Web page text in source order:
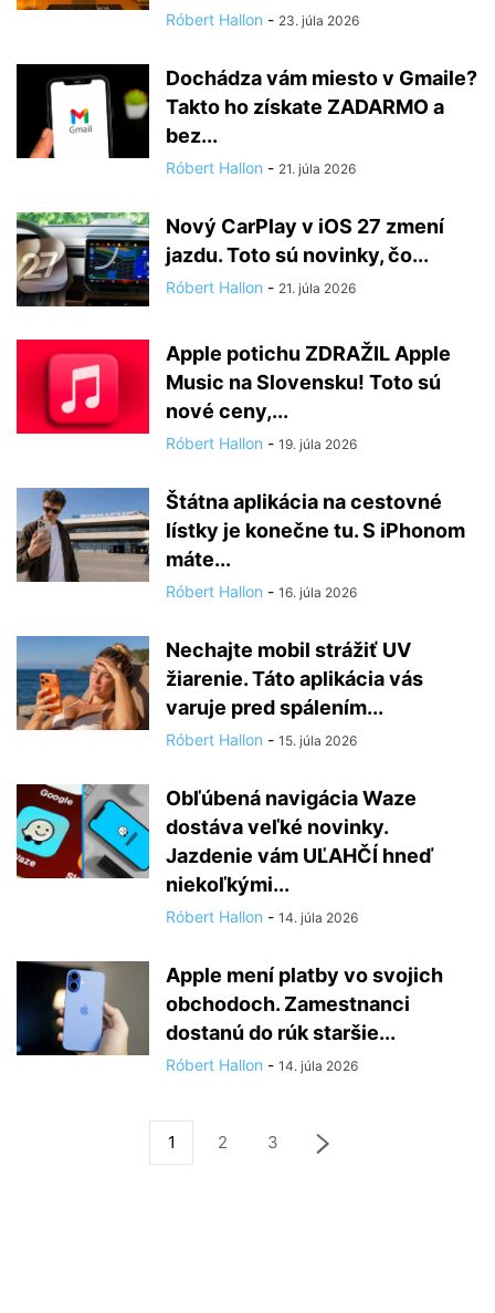
Róbert Hallon - 23. júla 2026
Dochádza vám miesto v Gmaile?
Takto ho získate ZADARMO a
bez...
Róbert Hallon - 21. júla 2026
Nový CarPlay v iOS 27 zmení
jazdu. Toto sú novinky, čo...
Róbert Hallon - 21. júla 2026
Apple potichu ZDRAŽIL Apple
Music na Slovensku! Toto sú
nové ceny,...
Róbert Hallon - 19. júla 2026
Štátna aplikácia na cestovné
lístky je konečne tu. S iPhonom
máte...
Róbert Hallon - 16. júla 2026
Nechajte mobil strážiť UV
žiarenie. Táto aplikácia vás
varuje pred spálením...
Róbert Hallon - 15. júla 2026
Obľúbená navigácia Waze
dostáva veľké novinky.
Jazdenie vám UĽAHČÍ hneď
niekoľkými...
Róbert Hallon - 14. júla 2026
Apple mení platby vo svojich
obchodoch. Zamestnanci
dostanú do rúk staršie...
Róbert Hallon - 14. júla 2026
1 2 3